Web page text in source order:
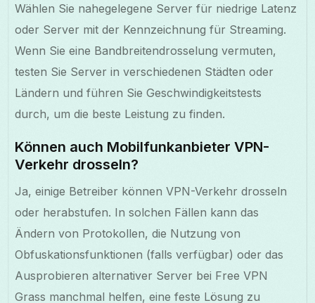
Wählen Sie nahegelegene Server für niedrige Latenz
oder Server mit der Kennzeichnung für Streaming.
Wenn Sie eine Bandbreitendrosselung vermuten,
testen Sie Server in verschiedenen Städten oder
Ländern und führen Sie Geschwindigkeitstests
durch, um die beste Leistung zu finden.
Können auch Mobilfunkanbieter VPN-
Verkehr drosseln?
Ja, einige Betreiber können VPN-Verkehr drosseln
oder herabstufen. In solchen Fällen kann das
Ändern von Protokollen, die Nutzung von
Obfuskationsfunktionen (falls verfügbar) oder das
Ausprobieren alternativer Server bei Free VPN
Grass manchmal helfen, eine feste Lösung zu